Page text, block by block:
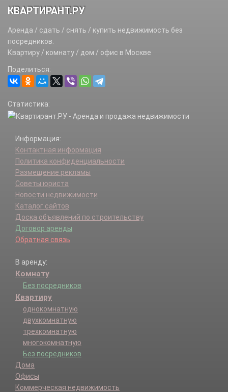
КВАРТИРАНТ.РУ
Аренда / сдать / снять / купить недвижимость без
посредников.
Квартиру / комнату / дом / офис в Москве
Поделиться:
Статистика:
Информация:
Контактная информация
Политика конфиденциальности
Размещение рекламы
Советы юриста
Новости недвижимости
Каталог сайтов
Доска объявлений по строительству
Договор аренды
Обратная связь
В аренду:
Комнату
Без посредников
Квартиру
однокомнатную
двухкомнатную
трехкомнатную
многокомнатную
Без посредников
Дома
Офисы
Коммерческая недвижимость